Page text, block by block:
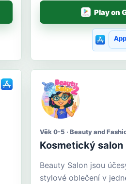
Play on
Věk 0-5 · Beauty and
Kosmetický salon
Beauty Salon jsou
stylové oblečení v